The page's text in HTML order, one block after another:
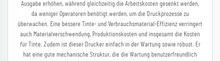
Ausgabe erhöhen, während gleichzeitig die Arbeitskosten gesenkt werden,
da weniger Operatoren benötigt werden, um die Druckprozesse zu
überwachen. Eine bessere Tinte- und Verbrauchsmaterial-Effizienz verringert
auch Materialverschwendung, Produktionskosten und insgesamt die Kosten
für Tinte. Zudem ist dieser Drucker einfach in der Wartung sowie robust. Er
hat eine gute mechanische Struktur, die die Wartung benutzerfreundlich